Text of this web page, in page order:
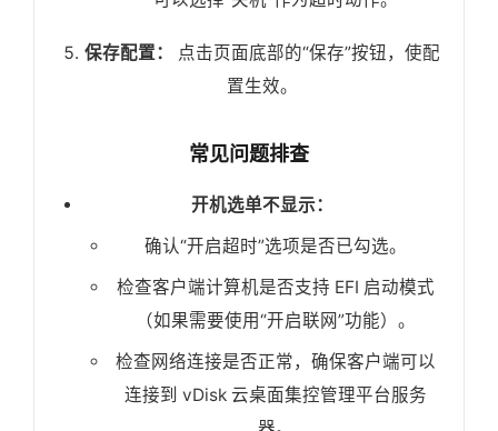
保存配置：
点击页面底部的“保存”按钮，使配
置生效。
常见问题排查
开机选单不显示：
确认“开启超时”选项是否已勾选。
检查客户端计算机是否支持 EFI 启动模式
（如果需要使用“开启联网”功能）。
检查网络连接是否正常，确保客户端可以
连接到 vDisk 云桌面集控管理平台服务